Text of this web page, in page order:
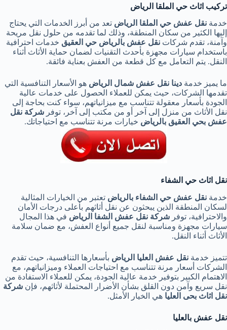
تركيب اثاث حي الملقا الرياض
خدمة نقل عفش حي الملقا الرياض تعد من أبرز الخدمات التي يحتاج
إليها الكثير من سكان المنطقة، وذلك لما تقدمه من حلول نقل مريحة
وآمنة، تقدم شركات نقل عفش بالرياض حي العقيق خدمات احترافية
باستخدام سيارات مجهزة بأحدث التقنيات لضمان حماية الأثاث أثناء
النقل. يتم التعامل مع كل قطعة من العفش بعناية فائقة.
ما يميز خدمة دينا نقل عفش شمال الرياض هو الأسعار التنافسية التي
تقدمها الشركات، حيث يمكن للعملاء الحصول على خدمات عالية
الجودة بأسعار معقولة تتناسب مع ميزانياتهم، سواء كنت بحاجة إلى
نقل الأثاث من منزل إلى آخر أو من مكتب إلى آخر، توفر شركة نقل
عفش بحي العقيق بالرياض خيارات مرنة تتناسب مع احتياجاتك.
نقل اثاث حي الشفاء
خدمة نقل عفش حي الشفاء بالرياض تعتبر من الخيارات المثالية
لسكان المنطقة الذين يبحثون عن نقل أثاثهم بأعلى درجات الأمان
والاحترافية، توفر شركة نقل عفش الشفا الرياض في هذا المجال
سيارات مجهزة ومناسبة لنقل جميع أنواع العفش، مع ضمان سلامة
الأثاث أثناء النقل.
تتميز خدمة نقل عفش العليا الرياض بأسعارها التنافسية، حيث تقدم
الشركات أسعار مرنة تتناسب مع احتياجات العملاء وميزانياتهم، مع
الاهتمام الكبير بتوفير خدمة عالية الجودة، يمكن للعملاء الاستفادة من
نقل سريع وآمن دون القلق بشأن الأضرار المحتملة لأثاثهم، فإن شركة
نقل اثاث بحى العليا هي الخيار الأمثل.
نقل عفش بالعليا